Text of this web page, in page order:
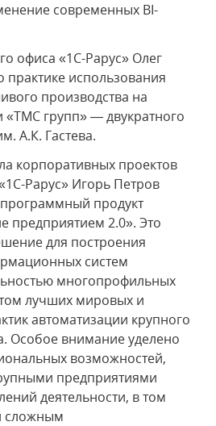
современных BI-
офиса «1С-Рарус» Олег
практике использования
производства на
групп» — двукратного
А.К. Гастева.
корпоративных проектов
Рарус» Игорь Петров
продукт
предприятием 2.0». Это
для построения
систем
многопрофильных
лучших мировых и
автоматизации крупного
Особое внимание уделено
возможностей,
предприятиями
деятельности, в том
сложным